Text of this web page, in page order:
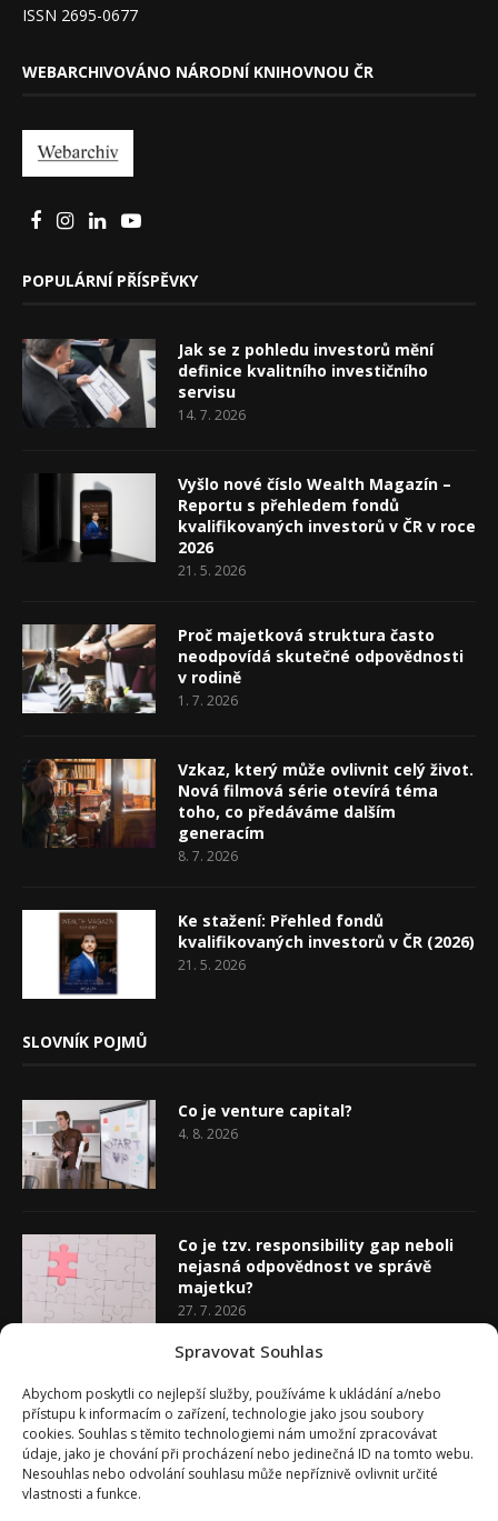
Spravovat Souhlas
Abychom poskytli co nejlepší služby, používáme k ukládání a/nebo
přístupu k informacím o zařízení, technologie jako jsou soubory
cookies. Souhlas s těmito technologiemi nám umožní zpracovávat
údaje, jako je chování při procházení nebo jedinečná ID na tomto webu.
Nesouhlas nebo odvolání souhlasu může nepříznivě ovlivnit určité
vlastnosti a funkce.
ISSN 2695-0677
WEBARCHIVOVÁNO NÁRODNÍ KNIHOVNOU ČR
POPULÁRNÍ PŘÍSPĚVKY
Jak se z pohledu investorů mění
definice kvalitního investičního
servisu
14. 7. 2026
Vyšlo nové číslo Wealth Magazín –
Reportu s přehledem fondů
kvalifikovaných investorů v ČR v roce
2026
21. 5. 2026
Proč majetková struktura často
neodpovídá skutečné odpovědnosti
v rodině
1. 7. 2026
Vzkaz, který může ovlivnit celý život.
Nová filmová série otevírá téma
toho, co předáváme dalším
generacím
8. 7. 2026
Ke stažení: Přehled fondů
kvalifikovaných investorů v ČR (2026)
21. 5. 2026
SLOVNÍK POJMŮ
Co je venture capital?
4. 8. 2026
Co je tzv. responsibility gap neboli
nejasná odpovědnost ve správě
majetku?
27. 7. 2026
20. 7. 2026